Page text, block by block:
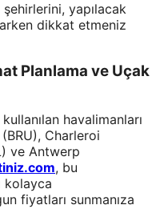
şehirlerini, yapılacak
dikkat etmeniz
Planlama ve Uçak
havalimanları
Charleroi
ve Antwerp
, bu
kolayca
fiyatları sunmanıza